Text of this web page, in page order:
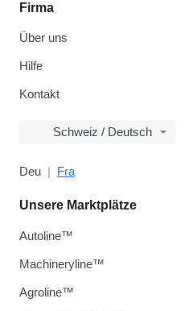
Firma
Über uns
Hilfe
Kontakt
Schweiz / Deutsch
Deu Fra
Unsere Marktplätze
Autoline™
Machineryline™
Agroline™